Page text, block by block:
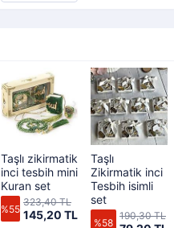
Taşlı zikirmatik
inci tesbih mini
Kuran set
%55 145,20 TL
323,40 TL
Taşlı
Zikirmatik inci
Tesbih isimli
set
%58
190,30 TL